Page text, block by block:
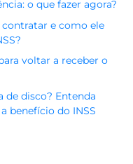
o que fazer agora?
e como ele
voltar a receber o
de disco? Entenda
benefício do INSS